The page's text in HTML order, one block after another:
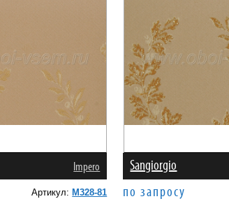
Impero
Артикул: M328-81
Sangiorgio
по запросу